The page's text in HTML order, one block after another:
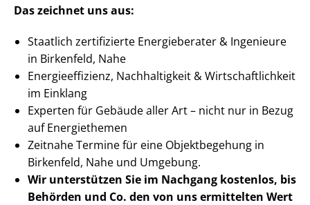
Das zeichnet uns aus:
Staatlich zertifizierte Energieberater & Ingenieure
in Birkenfeld, Nahe
En­er­gie­ef­fi­zi­enz, Nachhaltigkeit & Wirt­schaft­lich­keit
im Einklang
Experten für Gebäude aller Art – nicht nur in Bezug
auf Energiethemen
Zeitnahe Termine für eine Objektbegehung in
Birkenfeld, Nahe und Umgebung.
Wir unterstützen Sie im Nachgang kostenlos, bis
Behörden und Co. den von uns ermittelten Wert